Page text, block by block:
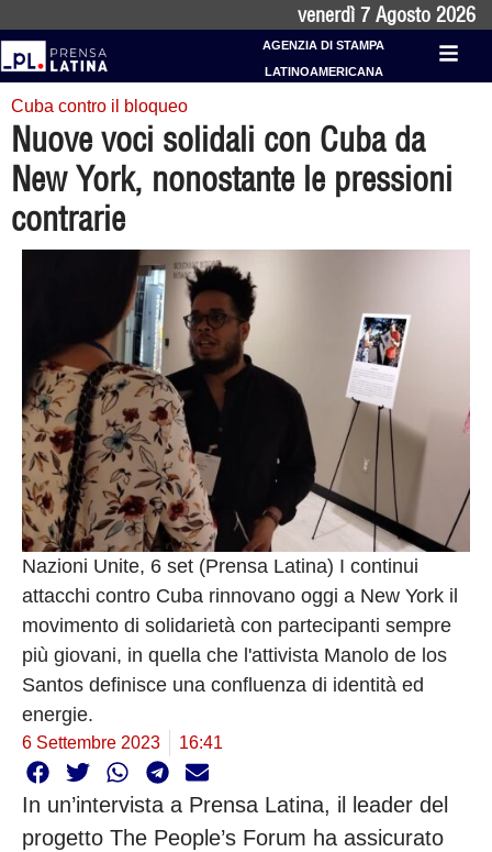
venerdì 7 Agosto 2026
AGENZIA DI STAMPA
LATINOAMERICANA
Cuba contro il bloqueo
Nuove voci solidali con Cuba da
New York, nonostante le pressioni
contrarie
Nazioni Unite, 6 set (Prensa Latina) I continui
attacchi contro Cuba rinnovano oggi a New York il
movimento di solidarietà con partecipanti sempre
più giovani, in quella che l'attivista Manolo de los
Santos definisce una confluenza di identità ed
energie.
6 Settembre 2023 16:41
In un’intervista a Prensa Latina, il leader del
progetto The People’s Forum ha assicurato